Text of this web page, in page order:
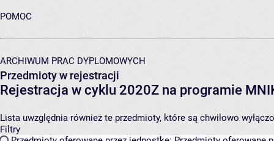
POMOC
ARCHIWUM PRAC DYPLOMOWYCH
Przedmioty w rejestracji
Rejestracja w cyklu 2020Z na programie
Lista uwzględnia również te przedmioty, które są chwilowo
Filtry